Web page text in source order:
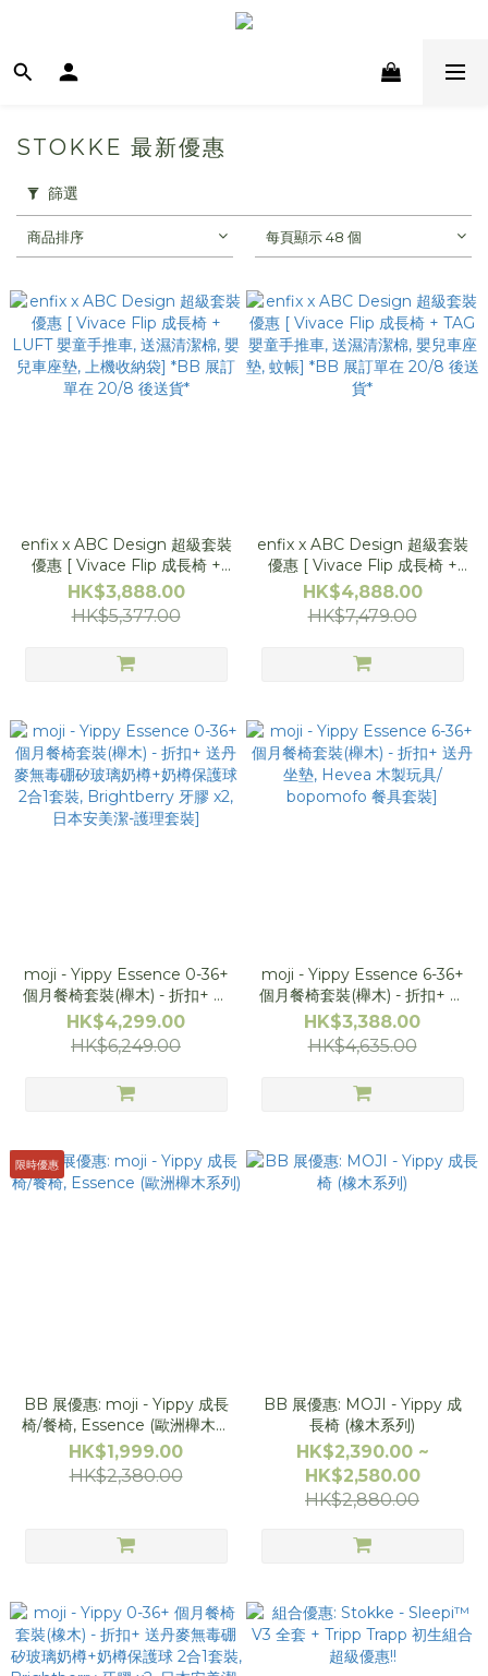
STOKKE 最新優惠
篩選
商品排序 每頁顯示 48 個
enfix x ABC Design 超級套裝
優惠 [ Vivace Flip 成長椅 +
LUFT 嬰童手推車, 送濕清潔棉,
嬰兒車座墊, 上機收納袋] *BB
展訂單在 20/8 後送貨*
HK$3,888.00
HK$5,377.00
enfix x ABC Design 超級套裝
優惠 [ Vivace Flip 成長椅 +
TAG 嬰童手推車, 送濕清潔棉,
嬰兒車座墊, 蚊帳] *BB 展訂單
在 20/8 後送貨*
HK$4,888.00
HK$7,479.00
moji - Yippy Essence 0-36+
個月餐椅套裝(櫸木) - 折扣+ 送
丹麥無毒硼矽玻璃奶樽+奶樽保
護球 2合1套裝, Brightberry 牙
膠 x2, 日本安美潔-護理套裝]
HK$4,299.00
HK$6,249.00
moji - Yippy Essence 6-36+
個月餐椅套裝(櫸木) - 折扣+ 送
丹坐墊, Hevea 木製玩具/
bopomofo 餐具套裝]
HK$3,388.00
HK$4,635.00
限時優惠
BB 展優惠: moji - Yippy 成長
椅/餐椅, Essence (歐洲櫸木系
列)
HK$1,999.00
HK$2,380.00
BB 展優惠: MOJI - Yippy 成
長椅 (橡木系列)
HK$2,390.00 ~
HK$2,580.00
HK$2,880.00